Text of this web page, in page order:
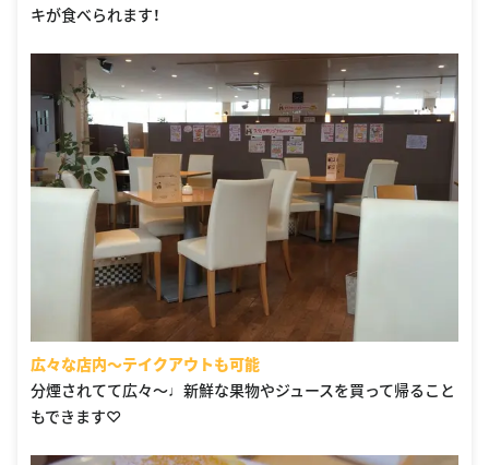
キが食べられます！
広々な店内〜テイクアウトも可能
分煙されてて広々〜♩新鮮な果物やジュースを買って帰ること
もできます♡